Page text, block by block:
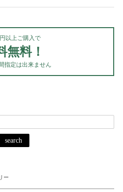
以上ご購入で
無料！
指定は出来ません
search
ー